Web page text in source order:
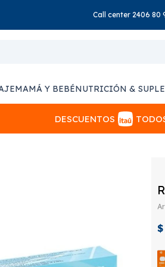
Call center 2406 80
MAMÁ Y BEBÉNUTRICIÓN &
DESCUENTOS
$